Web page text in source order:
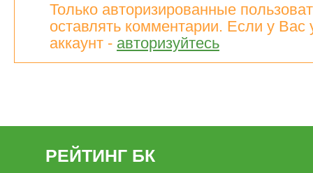
Только авторизированные
оставлять комментарии. Если у Вас
аккаунт - авторизуйтесь
РЕЙТИНГ БК